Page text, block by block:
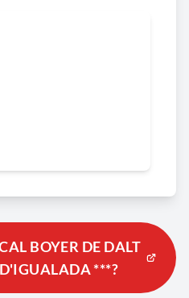
BOYER DE DALT
***?